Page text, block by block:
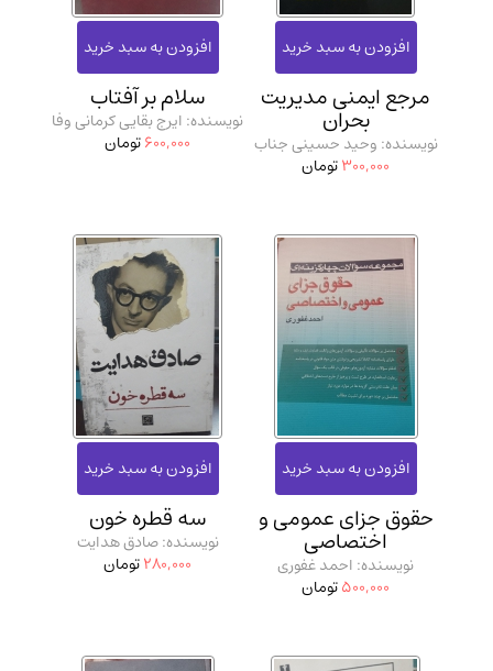
مرجع ایمنی مدیریت
بحران
نویسنده: وحید حسینی جناب
300,000تومان
سلام بر آفتاب
نویسنده: ایرج بقایی کرمانی وفا
600,000تومان
حقوق جزای عمومی و
اختصاصی
نویسنده: احمد غفوری
500,000تومان
سه قطره خون
نویسنده: صادق هدایت
280,000تومان